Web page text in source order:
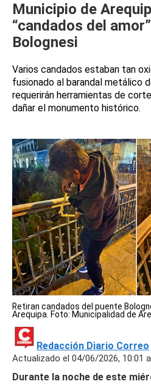
Municipio de
“candados del
Bolognesi
Varios candados estaban tan
fusionado al barandal metálico
requerirán herramientas de
dañar el monumento histórico.
Retiran candados del puente
Arequipa. Foto: Municipalidad de
Redacción Diario Correo
Actualizado el 04/06/2026, 10:01
Durante la noche de este